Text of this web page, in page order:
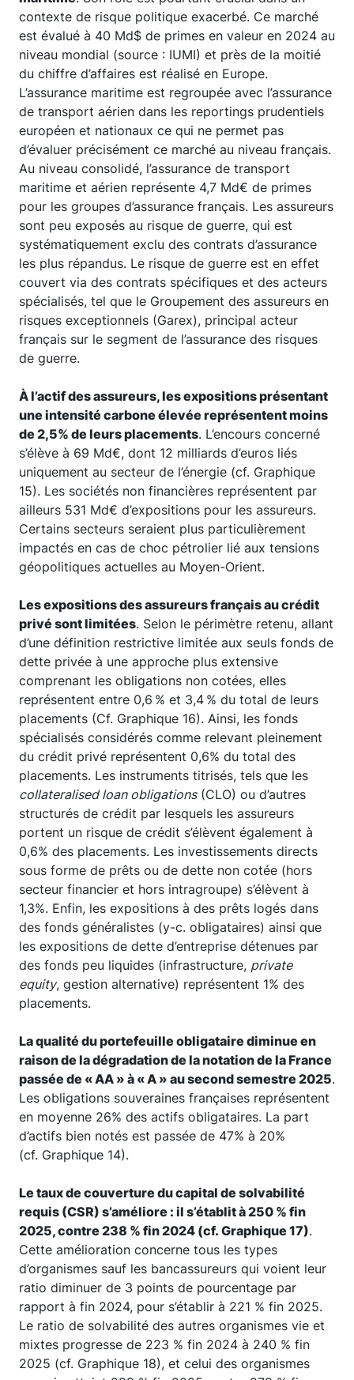
contexte de risque politique exacerbé. Ce marché
est évalué à 40 Md$ de primes en valeur en 2024 au
niveau mondial (source : IUMI) et près de la moitié
du chiffre d’affaires est réalisé en Europe.
L’assurance maritime est regroupée avec l’assurance
de transport aérien dans les reportings prudentiels
européen et nationaux ce qui ne permet pas
d’évaluer précisément ce marché au niveau français.
Au niveau consolidé, l’assurance de transport
maritime et aérien représente 4,7 Md€ de primes
pour les groupes d’assurance français. Les assureurs
sont peu exposés au risque de guerre, qui est
systématiquement exclu des contrats d’assurance
les plus répandus. Le risque de guerre est en effet
couvert via des contrats spécifiques et des acteurs
spécialisés, tel que le Groupement des assureurs en
risques exceptionnels (Garex), principal acteur
français sur le segment de l’assurance des risques
de guerre.
À l’actif des assureurs, les expositions présentant
une intensité carbone élevée représentent moins
de 2,5% de leurs placements. L’encours concerné
s’élève à 69 Md€, dont 12 milliards d’euros liés
uniquement au secteur de l’énergie (cf. Graphique
15). Les sociétés non financières représentent par
ailleurs 531 Md€ d’expositions pour les assureurs.
Certains secteurs seraient plus particulièrement
impactés en cas de choc pétrolier lié aux tensions
géopolitiques actuelles au Moyen-Orient.
Les expositions des assureurs français au crédit
privé sont limitées. Selon le périmètre retenu, allant
d’une définition restrictive limitée aux seuls fonds de
dette privée à une approche plus extensive
comprenant les obligations non cotées, elles
représentent entre 0,6 % et 3,4 % du total de leurs
placements (Cf. Graphique 16). Ainsi, les fonds
spécialisés considérés comme relevant pleinement
du crédit privé représentent 0,6% du total des
placements. Les instruments titrisés, tels que les
collateralised loan obligations(CLO) ou d’autres
structurés de crédit par lesquels les assureurs
portent un risque de crédit s’élèvent également à
0,6% des placements. Les investissements directs
sous forme de prêts ou de dette non cotée (hors
secteur financier et hors intragroupe) s’élèvent à
1,3%. Enfin, les expositions à des prêts logés dans
des fonds généralistes (y-c. obligataires) ainsi que
les expositions de dette d’entreprise détenues par
des fonds peu liquides (infrastructure, private
equity, gestion alternative) représentent 1% des
placements.
La qualité du portefeuille obligataire diminue en
raison de la dégradation de la notation de la France
passée de « AA » à « A » au second semestre 2025.
Les obligations souveraines françaises représentent
en moyenne 26% des actifs obligataires. La part
d’actifs bien notés est passée de 47% à 20%
(cf. Graphique 14).
Le taux de couverture du capital de solvabilité
requis (CSR) s’améliore : il s’établit à 250 % fin
2025, contre 238 % fin 2024 (cf. Graphique 17).
Cette amélioration concerne tous les types
d’organismes sauf les bancassureurs qui voient leur
ratio diminuer de 3 points de pourcentage par
rapport à fin 2024, pour s’établir à 221 % fin 2025.
Le ratio de solvabilité des autres organismes vie et
mixtes progresse de 223 % fin 2024 à 240 % fin
2025 (cf. Graphique 18), et celui des organismes